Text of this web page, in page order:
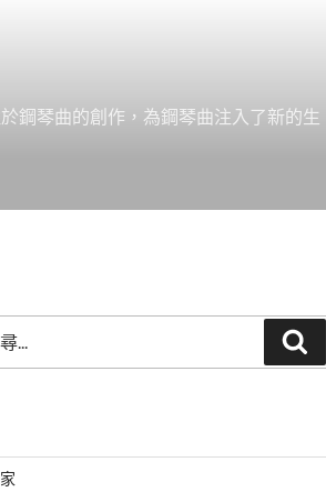
鋼琴曲的創作，為鋼琴曲注入了新的生
尋